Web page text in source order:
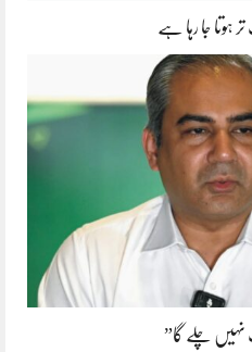
ہوتا جا رہا ہے
نہیں چلے گا”